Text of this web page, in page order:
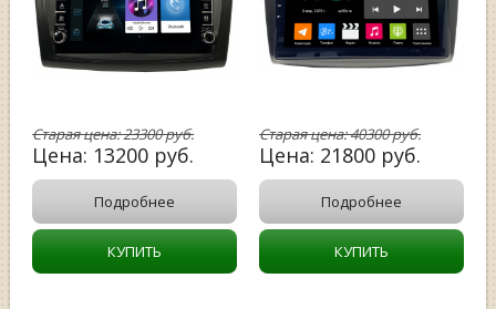
Старая цена:23300руб.
Цена: 13200 руб.
Подробнее
КУПИТЬ
Старая цена:40300руб.
Цена: 21800 руб.
Подробнее
КУПИТЬ